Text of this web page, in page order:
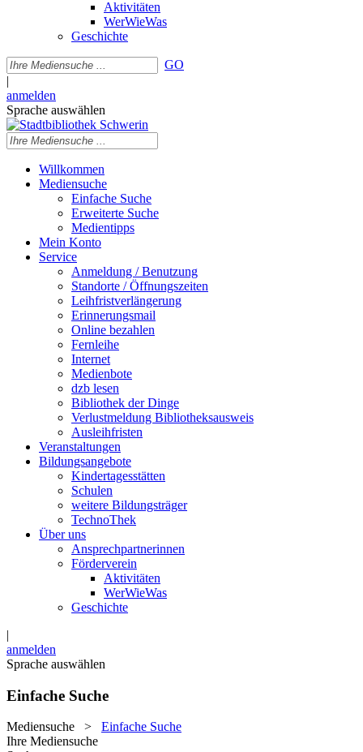
Aktivitäten
WerWieWas
Geschichte
GO
|
anmelden
Sprache auswählen
Willkommen
Mediensuche
Einfache Suche
Erweiterte Suche
Medientipps
Mein Konto
Service
Anmeldung / Benutzung
Standorte / Öffnungszeiten
Leihfristverlängerung
Erinnerungsmail
Online bezahlen
Fernleihe
Internet
Medienbote
dzb lesen
Bibliothek der Dinge
Verlustmeldung Bibliotheksausweis
Ausleihfristen
Veranstaltungen
Bildungsangebote
Kindertagesstätten
Schulen
weitere Bildungsträger
TechnoThek
Über uns
Ansprechpartnerinnen
Förderverein
Aktivitäten
WerWieWas
Geschichte
|
anmelden
Sprache auswählen
Einfache Suche
Mediensuche > Einfache Suche
Ihre Mediensuche